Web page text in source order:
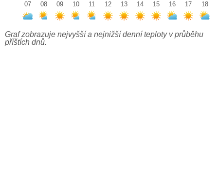
07
08
09
10
11
12
13
14
15
16
17
18
Graf zobrazuje nejvyšší a nejnižší denní teploty v průběhu
příštích dnů.